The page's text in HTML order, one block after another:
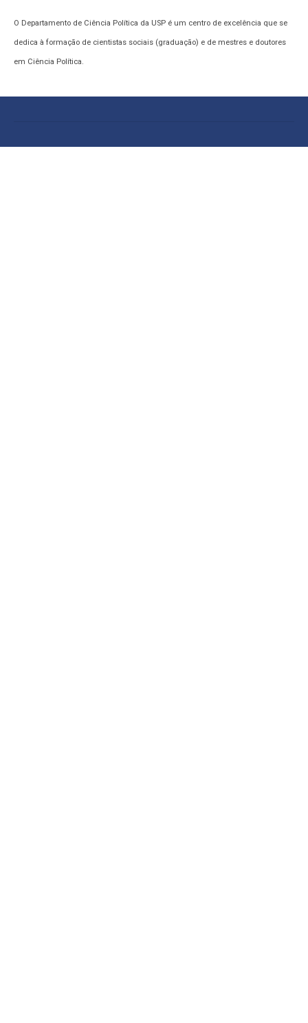
O Departamento de Ciência Política da USP é um centro de excelência que se
dedica à formação de cientistas sociais (graduação) e de mestres e doutores
em Ciência Política.